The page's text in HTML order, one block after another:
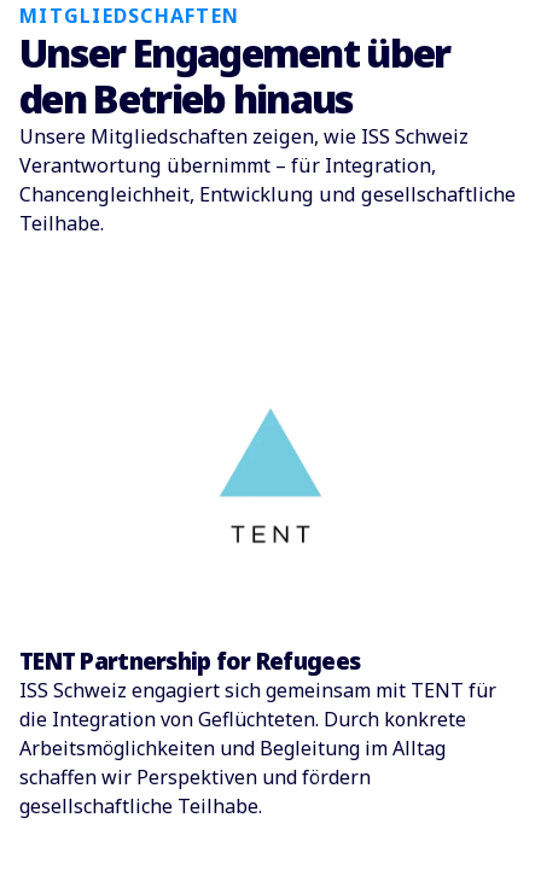
MITGLIEDSCHAFTEN
Unser Engagement über
den Betrieb hinaus
Unsere Mitgliedschaften zeigen, wie ISS Schweiz
Verantwortung übernimmt – für Integration,
Chancengleichheit, Entwicklung und gesellschaftliche
Teilhabe.
TENT Partnership for Refugees
ISS Schweiz engagiert sich gemeinsam mit TENT für
die Integration von Geflüchteten. Durch konkrete
Arbeitsmöglichkeiten und Begleitung im Alltag
schaffen wir Perspektiven und fördern
gesellschaftliche Teilhabe.